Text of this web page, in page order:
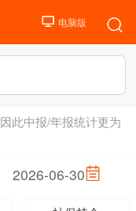
此中报/年报统计更为
2026-06-30